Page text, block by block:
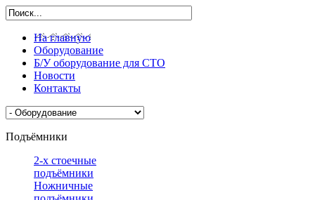
На главную
Оборудование
Б/У оборудование для СТО
Новости
Контакты
Подъёмники
2-х стоечные
подъёмники
Ножничные